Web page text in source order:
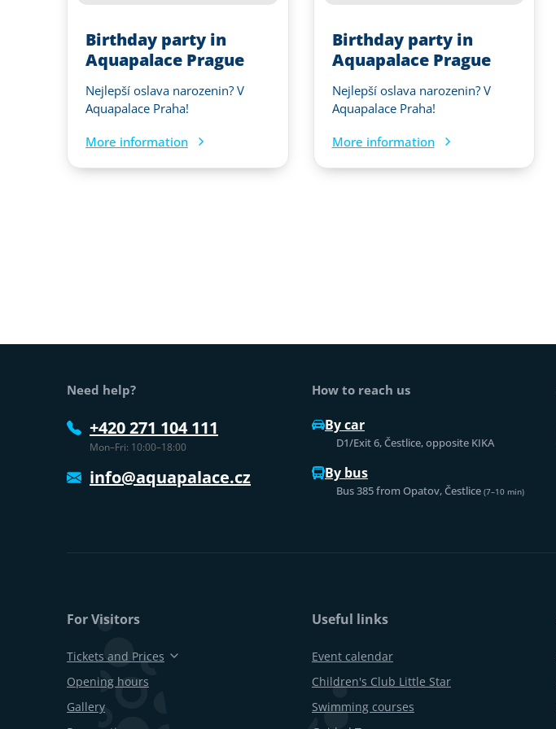
Birthday party in
Aquapalace Prague
Nejlepší oslava narozenin? V
Aquapalace Praha!
More information
Birthday party in
Aquapalace Prague
Nejlepší oslava narozenin? V
Aquapalace Praha!
More information
Need help?
+420 271 104 111
Mon–Fri: 10:00–18:00
info@aquapalace.cz
How to reach us
By car
D1/Exit 6, Čestlice, opposite KIKA
By bus
Bus 385 from Opatov, Čestlice (7–10 min)
For Visitors
Tickets and Prices
Opening hours
Gallery
Useful links
Event calendar
Children's Club Little Star
Swimming courses